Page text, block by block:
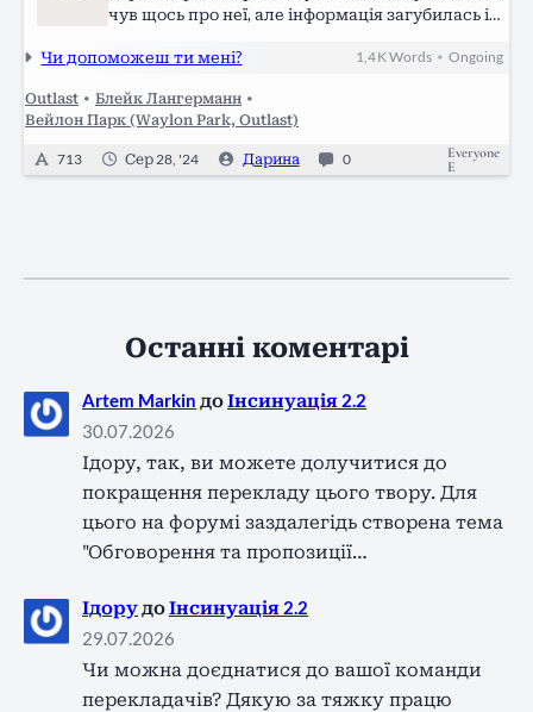
чув щось про неї, але інформація загубилась і
якщо ви якось були зв’язані з цим всім. всі
Чи допоможеш ти мені? 1,4 KWords •Ongoing
Outlast • Блейк Лангерманн •
Вейлон Парк (Waylon Park, Outlast)
713 Сер 28, '24 Дарина 0
Everyone
E
Останні коментарі
Artem Markin доІнсинуація 2.2
30.07.2026
Ідору, так, ви можете долучитися до
покращення перекладу цього твору. Для
цього на форумі заздалегідь створена тема
"Обговорення та пропозиції…
Ідору доІнсинуація 2.2
29.07.2026
Чи можна доєднатися до вашої команди
перекладачів? Дякую за тяжку працю